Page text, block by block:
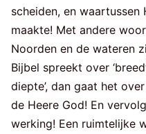
scheiden, en
maakte! Met andere
Noorden en de wateren
Bijbel spreekt over
diepte’, dan gaat het
de Heere God! En
werking! Een ruimtelijke